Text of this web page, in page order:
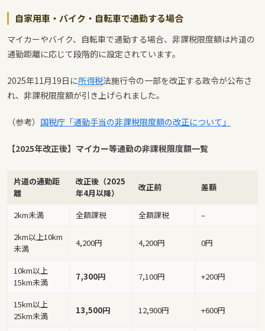
自家用車・バイク・自転車で通勤する場合
マイカーやバイク、自転車で通勤する場合、非課税限度額は片道の
通勤距離に応じて段階的に設定されています。
2025年11月19日に所得税法施行令の一部を改正する政令が公布さ
れ、非課税限度額が引き上げられました。
（参考） 国税庁「通勤手当の非課税限度額の改正について」
【2025年改正後】マイカー等通勤の非課税限度額一覧
片道の通勤距
離
改正後（2025
年4月以降）
改正前 差額
2km未満 全額課税 全額課税
–
2km以上10km
未満
4,200円 4,200円 0円
10km以上
15km未満
7,300円 7,100円 +200円
15km以上
25km未満
13,500円 12,900円 +600円